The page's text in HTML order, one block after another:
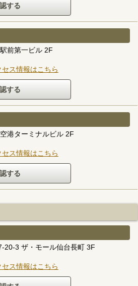
前第一ビル 2F
ス情報はこちら
港ターミナルビル 2F
ス情報はこちら
20-3 ザ・モール仙台長町 3F
ス情報はこちら